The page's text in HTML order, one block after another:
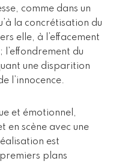
comme dans un
la concrétisation du
elle, à l’effacement
l’effondrement du
une disparition
l’innocence.
et émotionnel,
en scène avec une
est
plans